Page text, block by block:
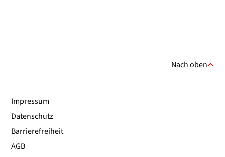
Nach oben
Impressum
Datenschutz
Barrierefreiheit
AGB